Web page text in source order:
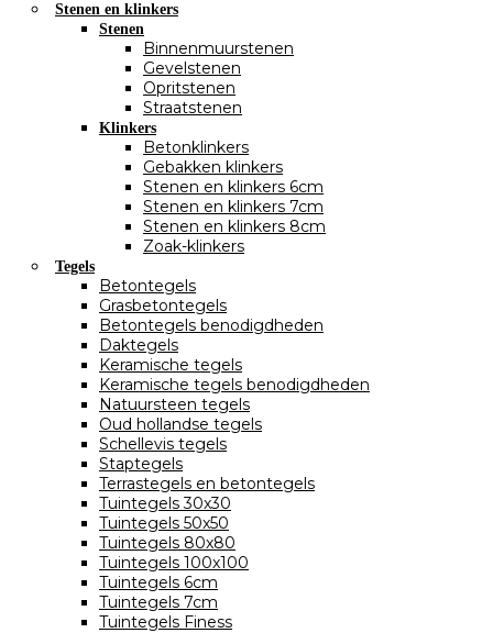
Stenen en klinkers
Stenen
Binnenmuurstenen
Gevelstenen
Opritstenen
Straatstenen
Klinkers
Betonklinkers
Gebakken klinkers
Stenen en klinkers 6cm
Stenen en klinkers 7cm
Stenen en klinkers 8cm
Zoak-klinkers
Tegels
Betontegels
Grasbetontegels
Betontegels benodigdheden
Daktegels
Keramische tegels
Keramische tegels benodigdheden
Natuursteen tegels
Oud hollandse tegels
Schellevis tegels
Staptegels
Terrastegels en betontegels
Tuintegels 30x30
Tuintegels 50x50
Tuintegels 80x80
Tuintegels 100x100
Tuintegels 6cm
Tuintegels 7cm
Tuintegels Finess